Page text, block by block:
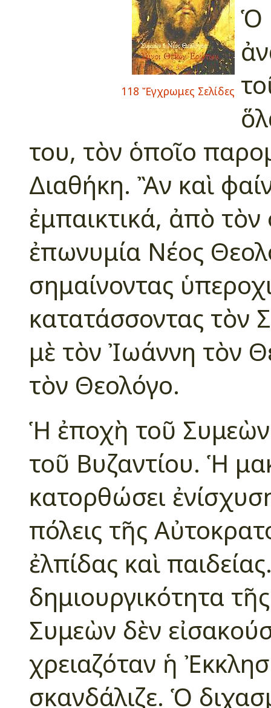
118 Ἔγχρωμες Σελίδες
Ὁ
του, τὸν ὁποῖο
Διαθήκη. Ἂν καὶ
ἐμπαικτικά, ἀπὸ
ἐπωνυμία Νέος
σημαίνοντας
κατατάσσοντας τὸν
μὲ τὸν Ἰωάννη τὸν
τὸν Θεολόγο.
Ἡ ἐποχὴ τοῦ
τοῦ Βυζαντίου. Ἡ
κατορθώσει
πόλεις τῆς
ἐλπίδας καὶ
δημιουργικότητα
Συμεὼν δὲν
χρειαζόταν ἡ
σκανδάλιζε. Ὁ